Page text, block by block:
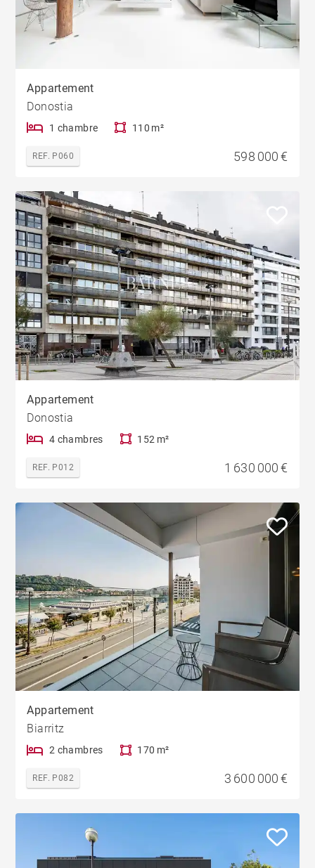
Appartement
Donostia
1 chambre 110 m²
REF. P060 598 000 €
Appartement
Donostia
4 chambres 152 m²
REF. P012 1 630 000 €
Appartement
Biarritz
2 chambres 170 m²
REF. P082 3 600 000 €